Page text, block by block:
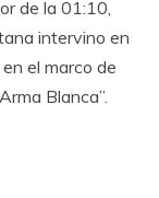
de la 01:10,
intervino en
el marco de
Blanca”.